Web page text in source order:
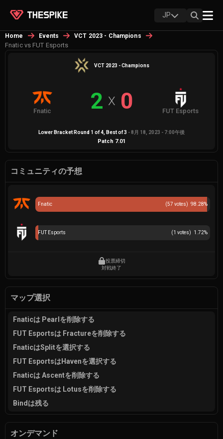
JP
Home Events VCT 2023 - Champions
Fnatic vs FUT Esports
VCT 2023 - Champions
Fnatic 2 X 0 FUT Esports
Lower Bracket Round 1 of 4 , Best of3 -8月 18, 2023 - 7:00午後
Patch 7.01
コミュニティの予想
(57 votes) 98.28%
Fnatic
(1 votes) 1.72%
FUT Esports
投票締切
対戦終了
マップ選択
Fnaticは Pearlを削除する
FUT Esportsは Fractureを削除する
FnaticはSplitを選択する
FUT EsportsはHavenを選択する
Fnaticは Ascentを削除する
FUT Esportsは Lotusを削除する
Bindは残る
オンデマンド